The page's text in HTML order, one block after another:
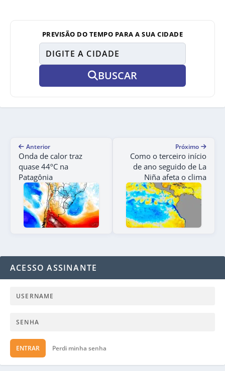
PREVISÃO DO TEMPO PARA A SUA CIDADE
BUSCAR
Anterior
Onda de calor traz
quase 44ºC na
Patagônia
Próximo
Como o terceiro início
de ano seguido de La
Niña afeta o clima
ACESSO ASSINANTE
ENTRAR Perdi minha senha